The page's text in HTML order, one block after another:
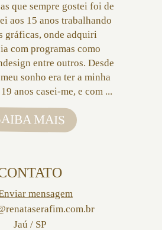
que sempre gostei foi de
aos 15 anos trabalhando
gráficas, onde adquiri
com programas como
entre outros. Desde
sonho era ter a minha
anos casei-me, e com ...
MAIS
mensagem
Jaú / SP